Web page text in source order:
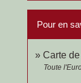
Pour en
Carte
Toute